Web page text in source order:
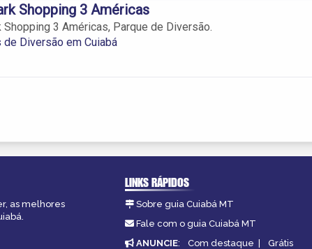
Shopping 3 Américas
Shopping 3 Américas, Parque de Diversão.
de Diversão em Cuiabá
as melhores
LINKS RÁPIDOS
Sobre guia Cuiabá MT
Fale com o guia Cuiabá MT
ANUNCIE: Com destaque | Grátis